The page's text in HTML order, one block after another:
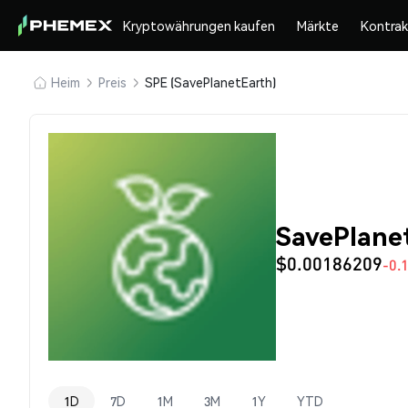
Kryptowährungen kaufen Märkte
Heim Preis SPE (SavePlanetEarth)
$0.00186209-
1D 7D 1M 3M 1Y YTD